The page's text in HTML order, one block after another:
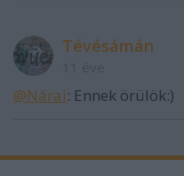
Tévésámán
@Nárai: Ennek örülök:)